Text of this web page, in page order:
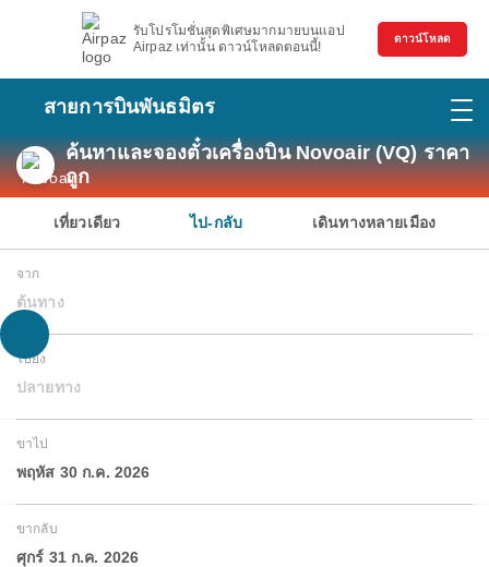
รับโปรโมชั่นสุดพิเศษมากมายบนแอป
Airpaz เท่านั้น ดาวน์โหลดตอนนี้!
ดาวน์โหลด
สายการบินพันธมิตร
ค้นหาและจองตั๋วเครื่องบิน Novoair (VQ) ราคา
ถูก
เที่ยวเดียว ไป-กลับ เดินทางหลายเมือง
จาก
ต้นทาง
ไปยัง
ปลายทาง
ขาไป
พฤหัส 30 ก.ค. 2026
ขากลับ
ศุกร์ 31 ก.ค. 2026